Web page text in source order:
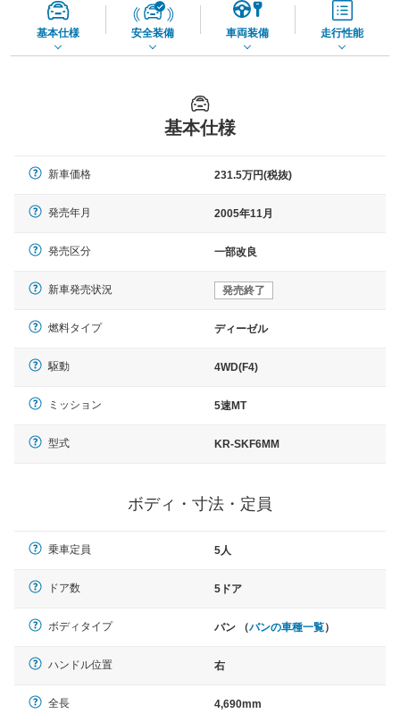
基本仕様 安全装備 車両装備 走行性能
基本仕様
新車価格 231.5万円(税抜)
発売年月 2005年11月
発売区分 一部改良
新車発売状況 発売終了
燃料タイプ ディーゼル
駆動 4WD(F4)
ミッション 5速MT
型式 KR-SKF6MM
ボディ・寸法・定員
乗車定員 5人
ドア数 5ドア
ボディタイプ バン （バンの車種一覧）
ハンドル位置 右
全長 4,690mm